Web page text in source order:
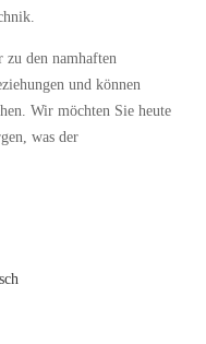
zu den namhaften
und können
Wir möchten Sie heute
was der